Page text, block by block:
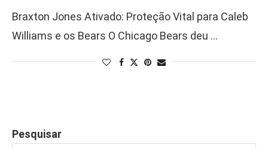
Braxton Jones Ativado: Proteção Vital para Caleb
Williams e os Bears O Chicago Bears deu …
Pesquisar